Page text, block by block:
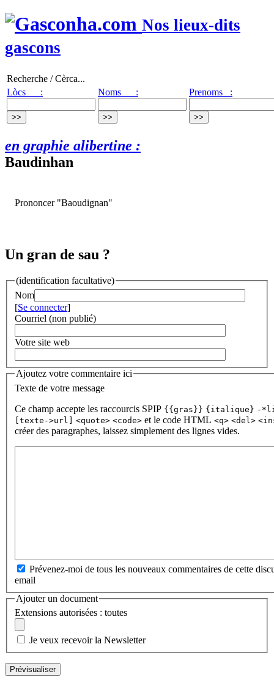
Nos lieux-dits
gascons
Recherche / Cèrca...
Lòcs :
Noms : Prenoms :
en graphie alibertine :
Baudinhan
Prononcer "Baoudignan"
Un gran de sau ?
(identification facultative)
Nom
[Se connecter]
Courriel (non publié)
Votre site web
Ajoutez votre commentaire ici
Texte de votre message
Ce champ accepte les raccourcis SPIP {{gras}} {italique} -
[texte->url] <quote> <code> et le code HTML <q> <del>
créer des paragraphes, laissez simplement des lignes vides.
Prévenez-moi de tous les nouveaux commentaires de cette
email
Ajouter un document
Extensions autorisées : toutes
Je veux recevoir la Newsletter